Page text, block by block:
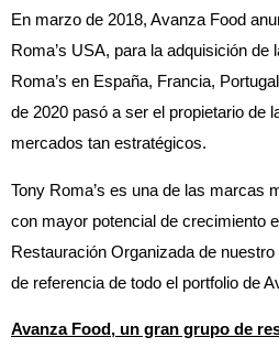
En marzo de 2018, Avanza Food
Roma’s USA, para la adquisición de
Roma’s en España, Francia,
de 2020 pasó a ser el propietario de
mercados tan estratégicos.
Tony Roma’s es una de las marcas
con mayor potencial de crecimiento
Restauración Organizada de
de referencia de todo el portfolio de
Avanza Food, un gran grupo de